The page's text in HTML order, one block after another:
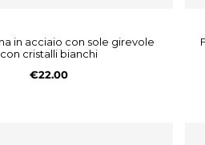
con cristalli bianchi
€22.00